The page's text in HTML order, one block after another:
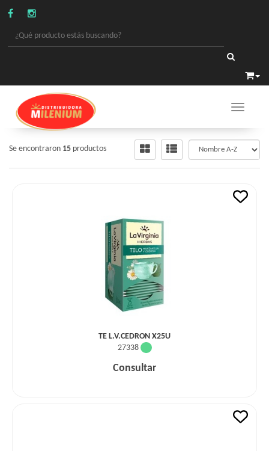
Toggle
ALIMENTOS
TES - ESPECIALES
Se encontraron 15 productos
TE L.V.CEDRON X25U
27338
Consultar